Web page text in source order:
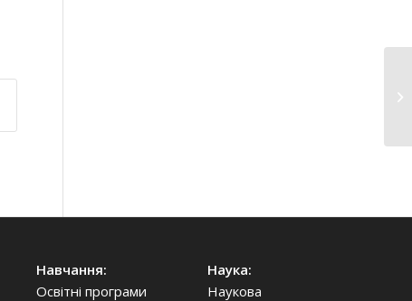
Навчання:
Освітні програми
Наука:
Наукова